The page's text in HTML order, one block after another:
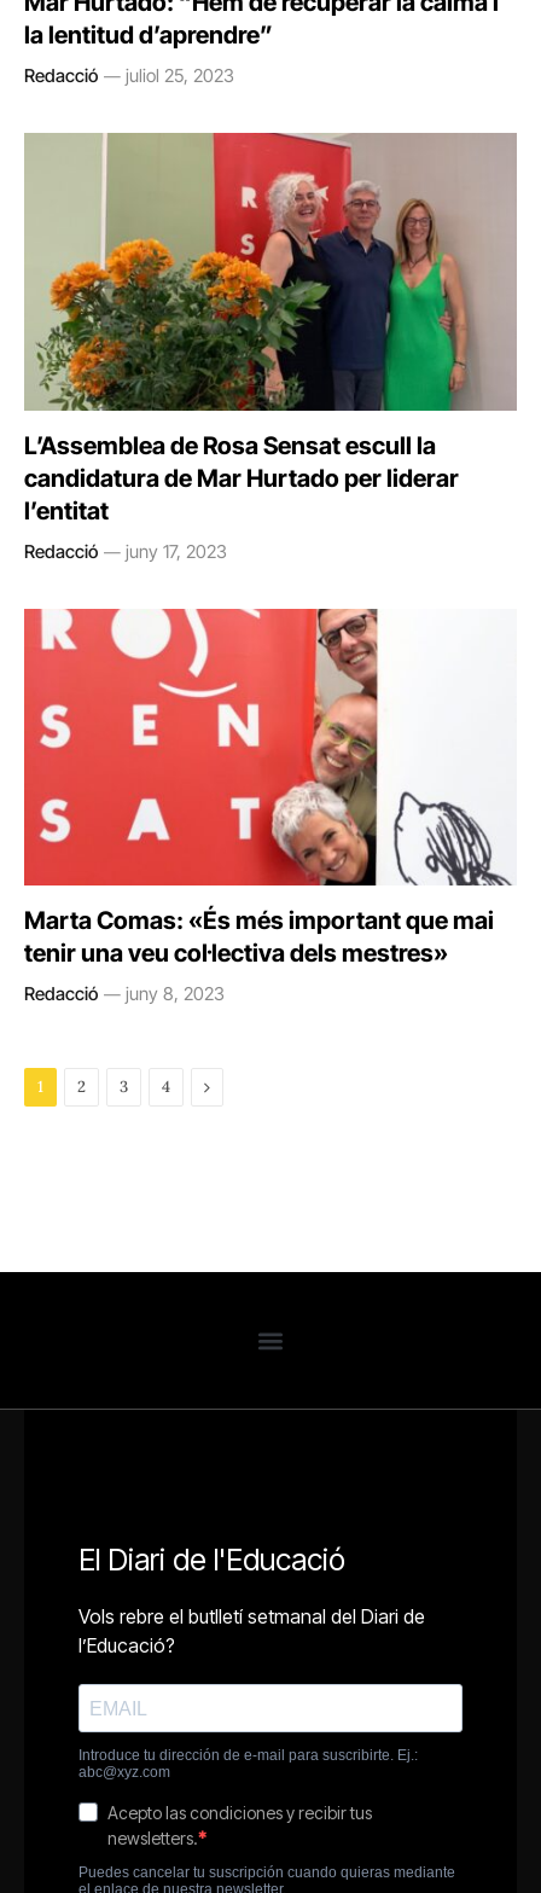
la lentitud d’aprendre”
Redacció juliol 25, 2023
L’Assemblea de Rosa Sensat escull la
candidatura de Mar Hurtado per liderar
l’entitat
Redacció juny 17, 2023
Marta Comas: «És més important que mai
tenir una veu col·lectiva dels mestres»
Redacció juny 8, 2023
1 2 3 4 Next